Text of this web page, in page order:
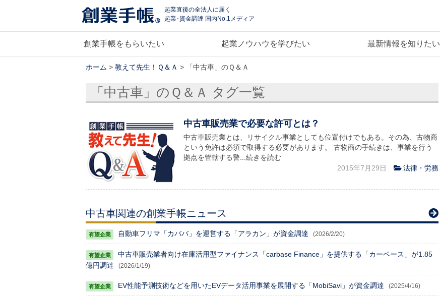
起業直後の全法人に届く
起業･資金調達 国内No.1メディア
創業手帳をもらいたい 起業ノウハウを学びたい 最新情報を知りたい
ホーム > 教えて先生！Ｑ＆Ａ > 「中古車」のＱ＆Ａ
「中古車」のＱ＆Ａ タグ一覧
中古車販売業で必要な許可とは？
中古車販売業とは、リサイクル事業としても位置付けでもある。その為、古物商
という免許は必須で取得する必要があります。 古物商の手続きは、事業を行う
拠点を管轄する警...続きを読む
2015年7月29日
法律・労務
中古車関連の創業手帳ニュース
自動車フリマ「カババ」を運営する「アラカン」が資金調達 (2026/2/20)
中古車販売業者向け在庫活用型ファイナンス「carbase Finance」を提供する「カーベース」が1.85
億円調達
(2026/1/19)
EV性能予測技術などを用いたEVデータ活用事業を展開する「MobiSavi」が資金調達 (2025/4/16)